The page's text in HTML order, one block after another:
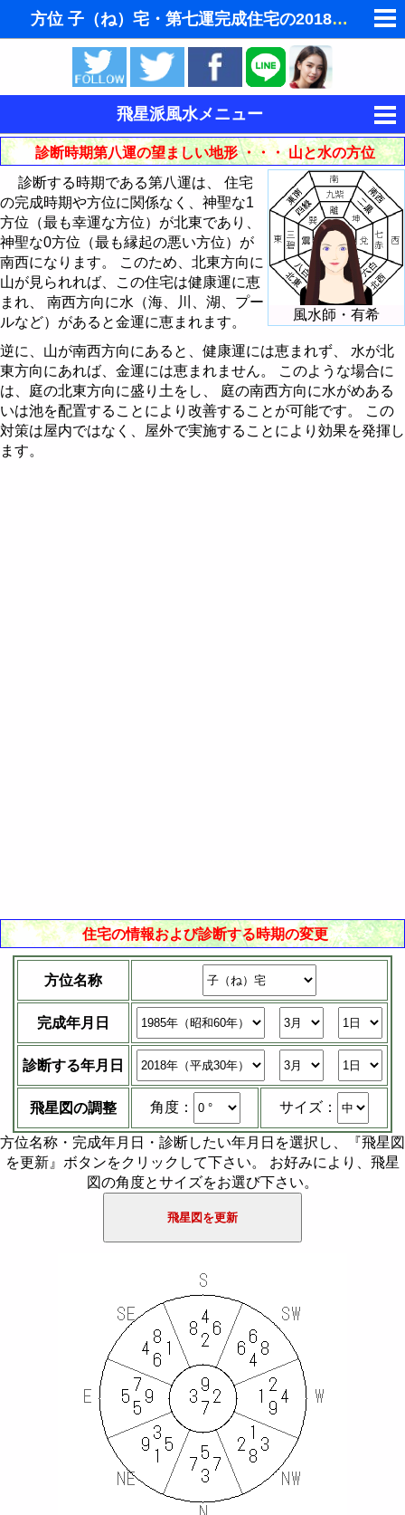
方位 子（ね）宅・第七運完成住宅の2018年（第
ゆめの夢占い
人気の夢占い
東洋・西洋占星術
ホラリー占星術
手相占いで未来診断
タロットカードで無料占い
命名の姓名判断
男と女の心理学と心理テスト
飛星派風水メニュー
風水とは
風水と家相
飛星派風水入門
インテリア・家具・財布を鑑定 - 巒頭風水
理想的な住宅の立地条件
風水では玄関を重視
玄関の風水インテリア
風水財布で金運アップ
風水と色 - ラッキーカラー
風水による2008年の色
風水による2009年の色
風水による2010年の色
風水都市
風水都市 - 京都
風水都市 - 東京
易学から陰陽説 - 八卦とは
五行説とは
飛星派風水応用
住宅の宅向・座山の決め方
住宅の中心の求め方
宅向・座山の方位を読む
住宅の飛星図を作成する
診断時期第八運の望ましい地形 ・・・ 山と水の方位
風水師・有希
診断する時期である第八運は、 住宅
の完成時期や方位に関係なく、神聖な1
方位（最も幸運な方位）が北東であり、
神聖な0方位（最も縁起の悪い方位）が
南西になります。 このため、北東方向に
山が見られれば、この住宅は健康運に恵
まれ、 南西方向に水（海、川、湖、プー
ルなど）があると金運に恵まれます。
逆に、山が南西方向にあると、健康運には恵まれず、 水が北
東方向にあれば、金運には恵まれません。 このような場合に
は、庭の北東方向に盛り土をし、 庭の南西方向に水がめある
いは池を配置することにより改善することが可能です。 この
対策は屋内ではなく、屋外で実施することにより効果を発揮し
ます。
住宅の情報および診断する時期の変更
方位名称
完成年月日
診断する年月日
飛星図の調整 角度： サイズ：
方位名称・完成年月日・診断したい年月日を選択し、『飛星図
を更新』ボタンをクリックして下さい。 お好みにより、飛星
図の角度とサイズをお選び下さい。